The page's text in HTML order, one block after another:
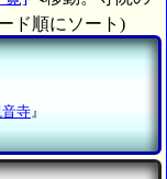
ド順にソート)
寺 』